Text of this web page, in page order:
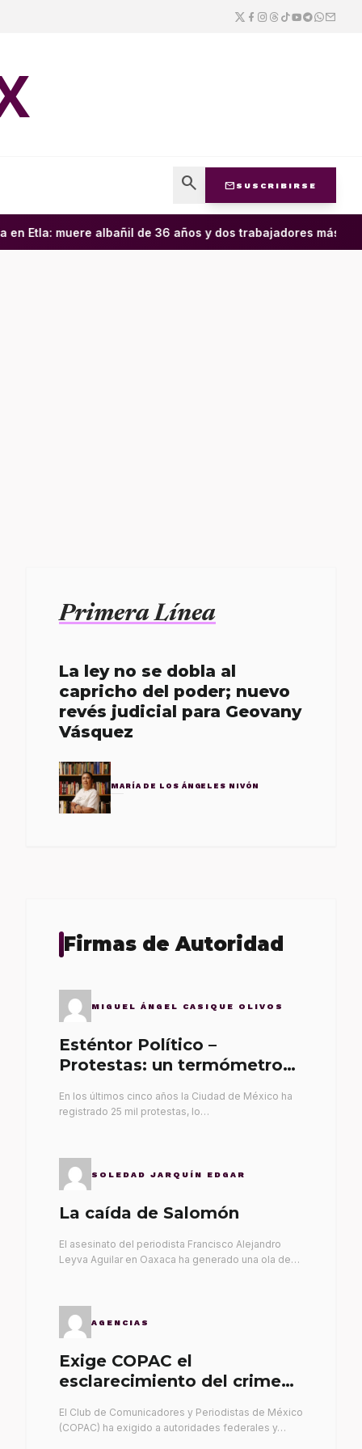
search mail SUSCRIBIRSE
Etla: muere albañil de 36 años y dos trabajadores más
Primera Línea
La ley no se dobla al
capricho del poder; nuevo
revés judicial para Geovany
Vásquez
MARÍA DE LOS ÁNGELES NIVÓN
Firmas de Autoridad
MIGUEL ÁNGEL CASIQUE OLIVOS
Esténtor Político –
Protestas: un termómetro
En los últimos cinco años la Ciudad de México ha
registrado 25 mil protestas, lo…
SOLEDAD JARQUÍN EDGAR
La caída de Salomón
El asesinato del periodista Francisco Alejandro
Leyva Aguilar en Oaxaca ha generado una ola de…
AGENCIAS
Exige COPAC el
esclarecimiento del crimen
El Club de Comunicadores y Periodistas de México
(COPAC) ha exigido a autoridades federales y…